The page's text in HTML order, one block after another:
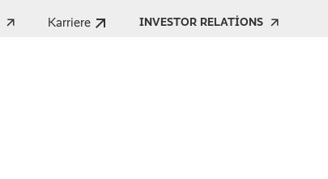
Karriere INVESTOR RELATIONS